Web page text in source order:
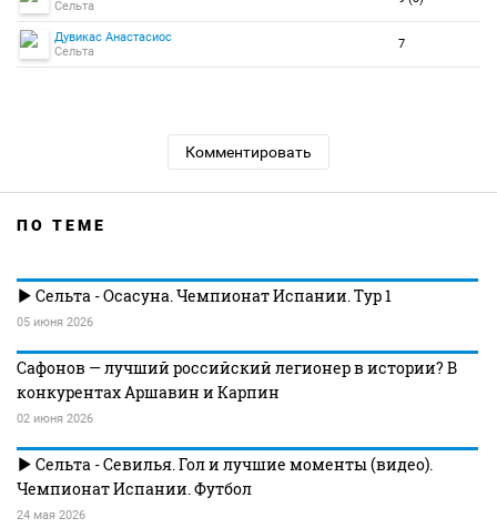
Сельта
Дувикас Анастасиос
Сельта
7
Комментировать
ПО ТЕМЕ
Сельта - Осасуна. Чемпионат Испании. Тур 1
05 июня 2026
Сафонов — лучший российский легионер в истории? В
конкурентах Аршавин и Карпин
02 июня 2026
Сельта - Севилья. Гол и лучшие моменты (видео).
Чемпионат Испании. Футбол
24 мая 2026